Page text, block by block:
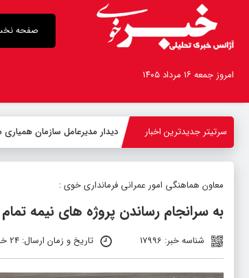
صفحه
امروز جمعه ۱۶ مرداد ۱۴۰۵
سرتیتر جدیدترین اخبار دیدار مدیرعامل سازمان همیاری
معاون هماهنگی امور عمرانی فرمانداری خوی :
به سرانجام رساندن پروژه های نیمه تمام
شناسه خبر: 17996 تاریخ و زمان ارسال: 24 خرداد 1401 ساعت 08:03